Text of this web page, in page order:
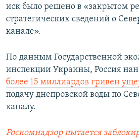
иск было решено в «закрытом
стратегических сведений о
канале».
По данным Государственной
инспекции Украины, Россия
более 15 миллиардов гривен
подачу днепровской воды по
каналу.
Роскомнадзор пытается